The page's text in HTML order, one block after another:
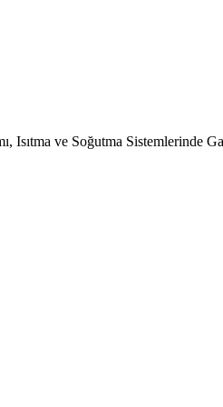
Isıtma ve Soğutma Sistemlerinde